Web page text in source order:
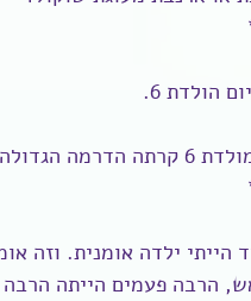
הולדת 6.
לנקודת ציון שנחזור אליה שוב ושוב..
הייתי ילדה אומנית. וזה
הרבה פעמים הייתה הרבה